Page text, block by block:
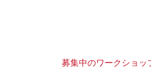
募集中のワークショッ